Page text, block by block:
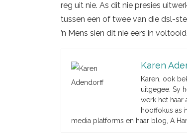
reg uit nie. As dit nie presies
tussen een of twee van die dsl-
’n Mens sien dit nie eers in
Karen
Karen, ook
uitgegee. Sy
werk het haar
hooffokus as
media platforms en haar blog, A